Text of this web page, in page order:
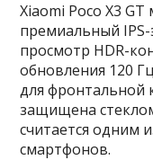
Xiaomi Poco X3
премиальный
просмотр HDR-
обновления 120
для фронтальной
защищена
считается одним
смартфонов.